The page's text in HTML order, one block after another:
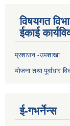
विषयगत
ईकाई
प्रशासन -उपशाखा
योजना तथा पूर्वाधार
ई-गभर्नेन्स